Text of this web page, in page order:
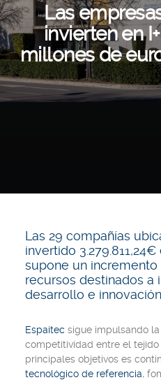
Las
invierten en
millones de
Las 29 compañías
invertido 3.279.811,24€
supone un incremento
recursos destinados a
desarrollo e innovación
Espaitec sigue impulsando
competitividad entre el
principales objetivos es
tecnológico de referencia,